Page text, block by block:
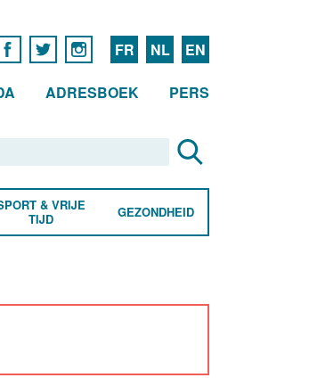
FR NL EN
ADRESBOEK PERS
& VRIJE
TIJD
GEZONDHEID